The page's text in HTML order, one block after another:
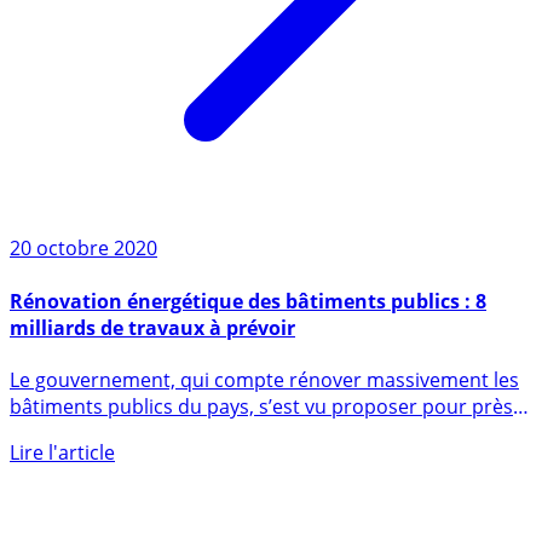
20 octobre 2020
Rénovation énergétique des bâtiments publics : 8
milliards de travaux à prévoir
bâtiments publics du pays, s’est vu proposer pour près